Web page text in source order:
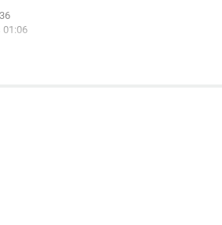
01:06